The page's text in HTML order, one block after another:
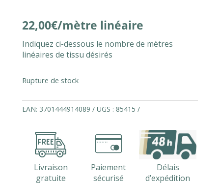
22,00€
Indiquez ci-dessous le nombre de mètres
linéaires de tissu désirés
Rupture de stock
EAN: 3701444914089 UGS : 85415
Livraison
gratuite
Paiement
sécurisé
Délais
d’expédition